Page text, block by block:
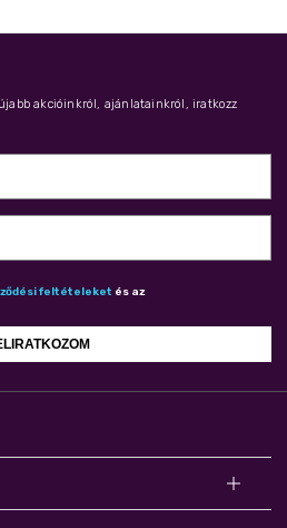
akcióinkról, ajánlatainkról, iratkozz
fel­té­te­le­ket és az